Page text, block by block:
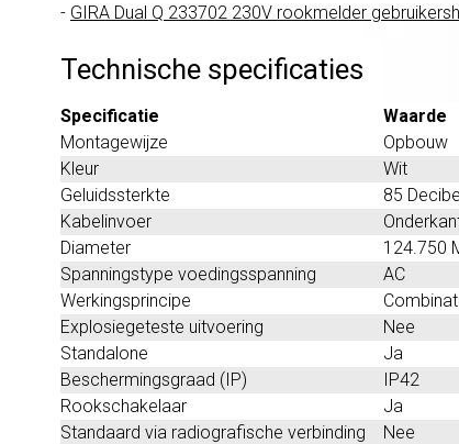
- GIRA Dual Q 233702 230V rookmelder
Technische specificaties
Specificatie
Waarde
Montagewijze
Opbouw
Kleur
Wit
Geluidssterkte
85
Kabelinvoer
Diameter
124.750
Spanningstype voedingsspanning
AC
Werkingsprincipe
Explosiegeteste uitvoering
Nee
Standalone
Ja
Beschermingsgraad (IP)
IP42
Rookschakelaar
Ja
Standaard via radiografische verbinding
Nee